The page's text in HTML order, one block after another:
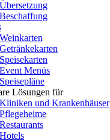
Übersetzung
Beschaffung
Weinkarten
Getränkekarten
Speisekarten
Event Menüs
Speisepläne
Lösungen für
Kliniken und Krankenhäuser
Pflegeheime
Restaurants
Hotels